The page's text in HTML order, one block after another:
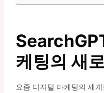
케팅의 새
요즘 디지털 마케팅의 세